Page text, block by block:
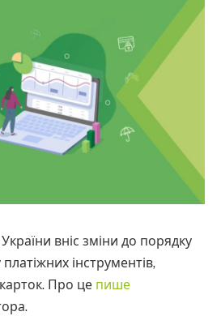
вніс зміни до порядку
платіжних інструментів,
Про це пише